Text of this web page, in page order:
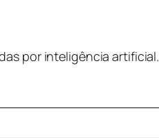
por inteligência artificial.